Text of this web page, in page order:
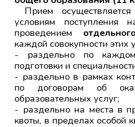
Прием
условиям
проведением
каждой совокупности этих
- раздельно по
подготовки и
- раздельно в рамках
по договорам об
образовательных услуг;
- раздельно на места в
квоты, в пределах особой